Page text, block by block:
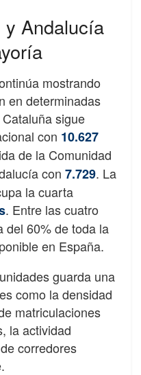
Andalucía
mostrando
en determinadas
sigue
con 10.627
de la Comunidad
con 7.729. La
la cuarta
. Entre las cuatro
del 60% de toda la
en España.
guarda una
como la densidad
matriculaciones
la actividad
corredores